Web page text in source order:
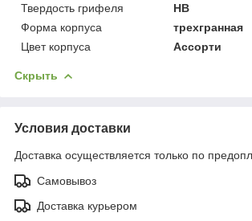
Твердость грифеля
НВ
Форма корпуса
трехгранная
Цвет корпуса
Ассорти
Скрыть
Условия доставки
Доставка осуществляется только по
Самовывоз
Доставка курьером